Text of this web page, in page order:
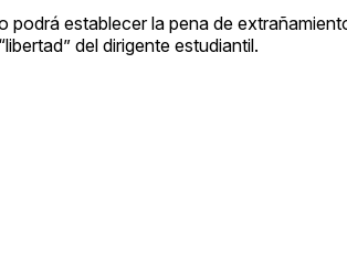
establecer la pena de
del dirigente estudiantil.